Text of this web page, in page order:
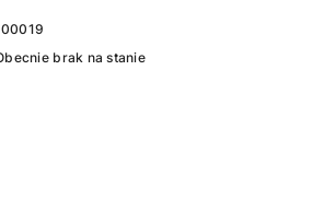
brak na stanie